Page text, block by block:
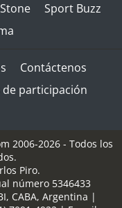
Sport Buzz
Contáctenos
de participación
2006-2026 - Todos los
Piro.
número 5346433
, CABA, Argentina |